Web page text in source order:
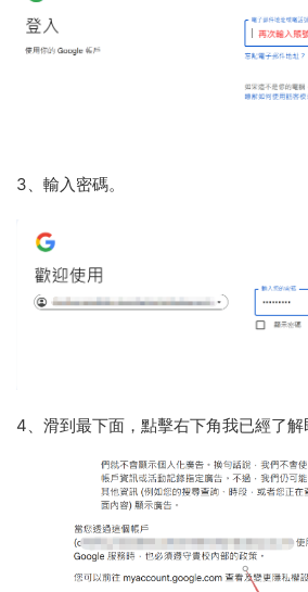
3、輸入密碼。
4、滑到最下面，點擊右下角我已經了解